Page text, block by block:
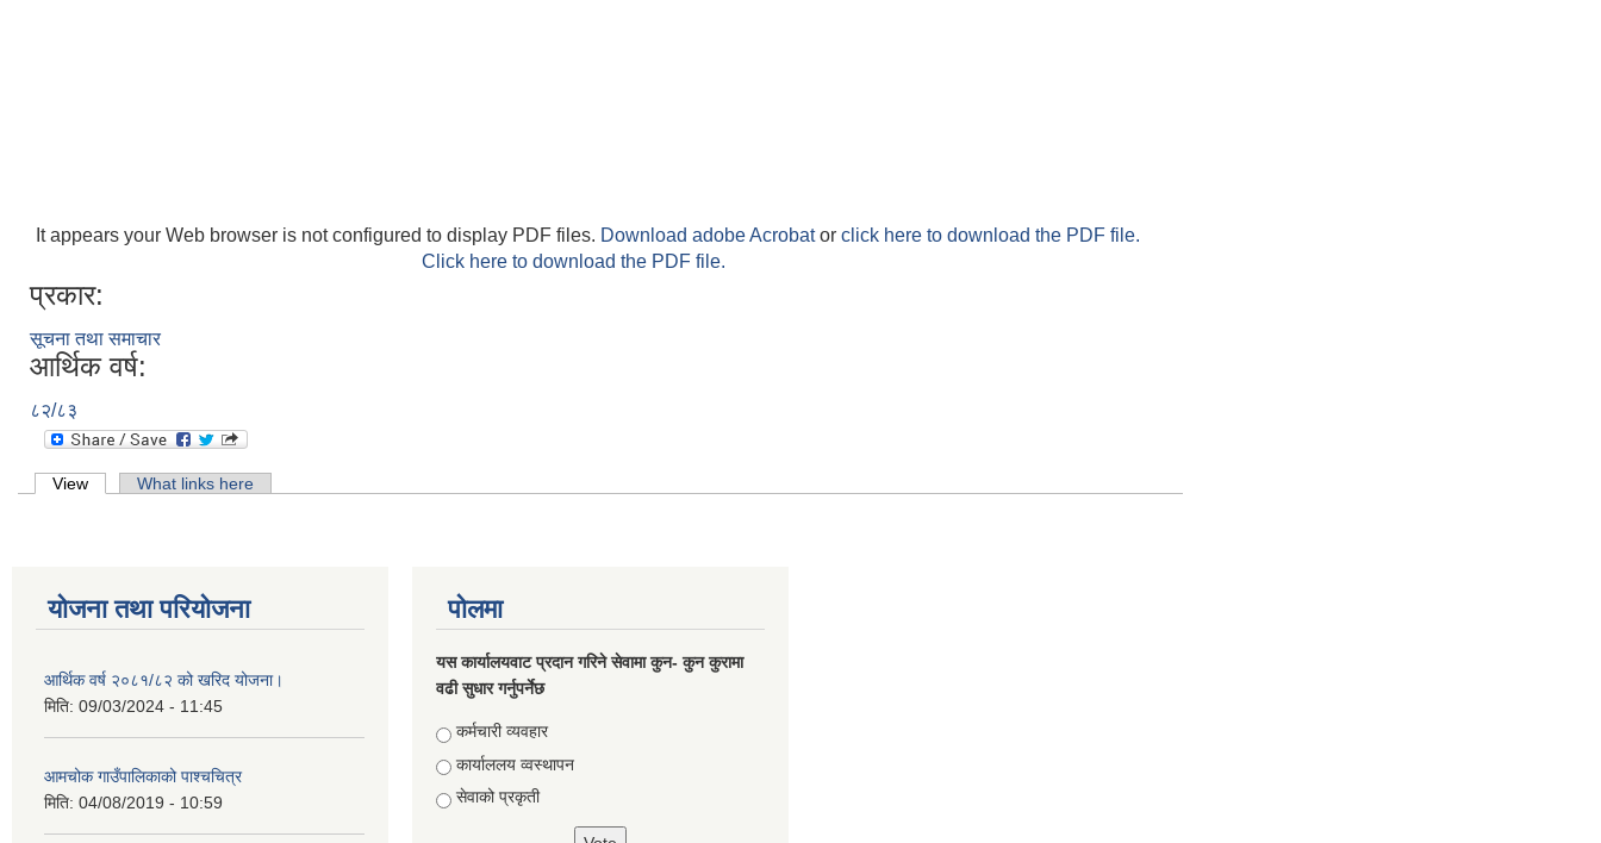
It appears your Web browser is not configured to display PDF files. Download adobe Acrobator click here to download the PDF file.
Click here to download the PDF file.
प्रकार:
सूचना तथा समाचार
आर्थिक वर्ष:
८२/८३
Primary tabs
View (active tab)What links here
योजना तथा परियोजना
आर्थिक वर्ष २०८१/८२ को खरिद योजना।
मिति: 09/03/2024 - 11:45
आमचोक गाउँपालिकाको पाश्चचित्र
मिति: 04/08/2019 - 10:59
पोलमा
यस कार्यालयवाट प्रदान गरिने सेवामा कुन- कुन कुरामा
वढी सुधार गर्नुपर्नेछ
Choices
कर्मचारी व्यवहार
कार्याललय व्वस्थापन
सेवाको प्रकृती